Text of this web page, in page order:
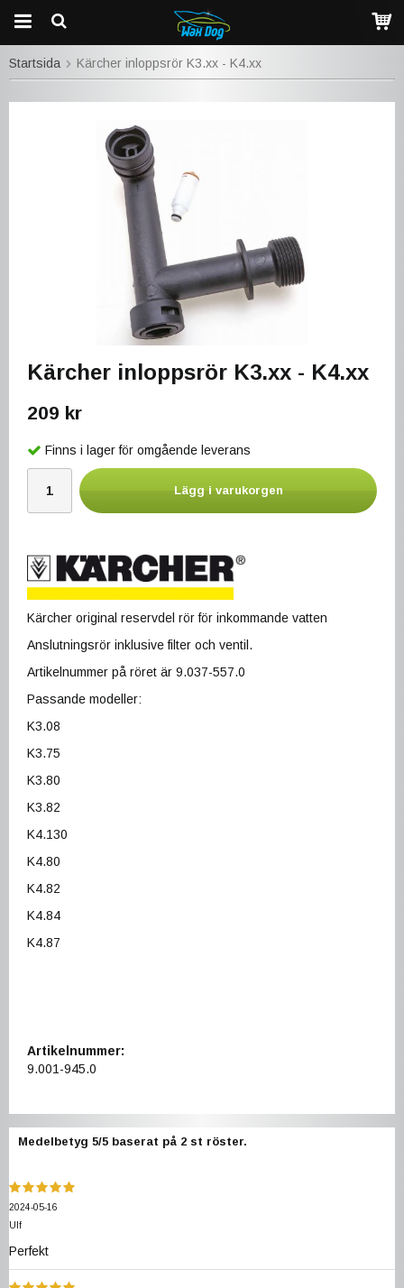
Startsida Kärcher inloppsrör K3.xx - K4.xx
Kärcher inloppsrör K3.xx - K4.xx
209 kr
Finns i lager för omgående leverans
Lägg i varukorgen
Kärcher original reservdel rör för inkommande vatten
Anslutningsrör inklusive filter och ventil.
Artikelnummer på röret är 9.037-557.0
Passande modeller:
K3.08
K3.75
K3.80
K3.82
K4.130
K4.80
K4.82
K4.84
K4.87
Artikelnummer:
9.001-945.0
Medelbetyg 5/5 baserat på 2 st röster.
2024-05-16
Ulf
Perfekt